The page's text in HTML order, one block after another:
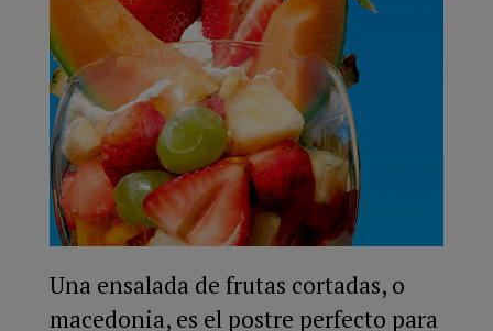
Una ensalada de frutas cortadas, o
macedonia, es el postre perfecto para